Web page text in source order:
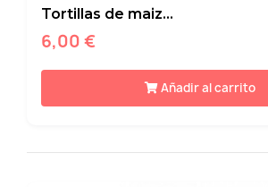
Tortillas de maiz...
6,00 €
Añadir al carrito